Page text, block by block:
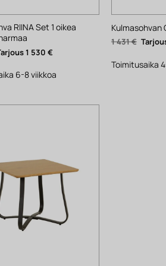
RIINA Set 1 oikea
€.
1 530€
1
530 €.
6-8 viikkoa
Kulmasohvan
1 431€
hinta
1
431 €.
Toimitusaika